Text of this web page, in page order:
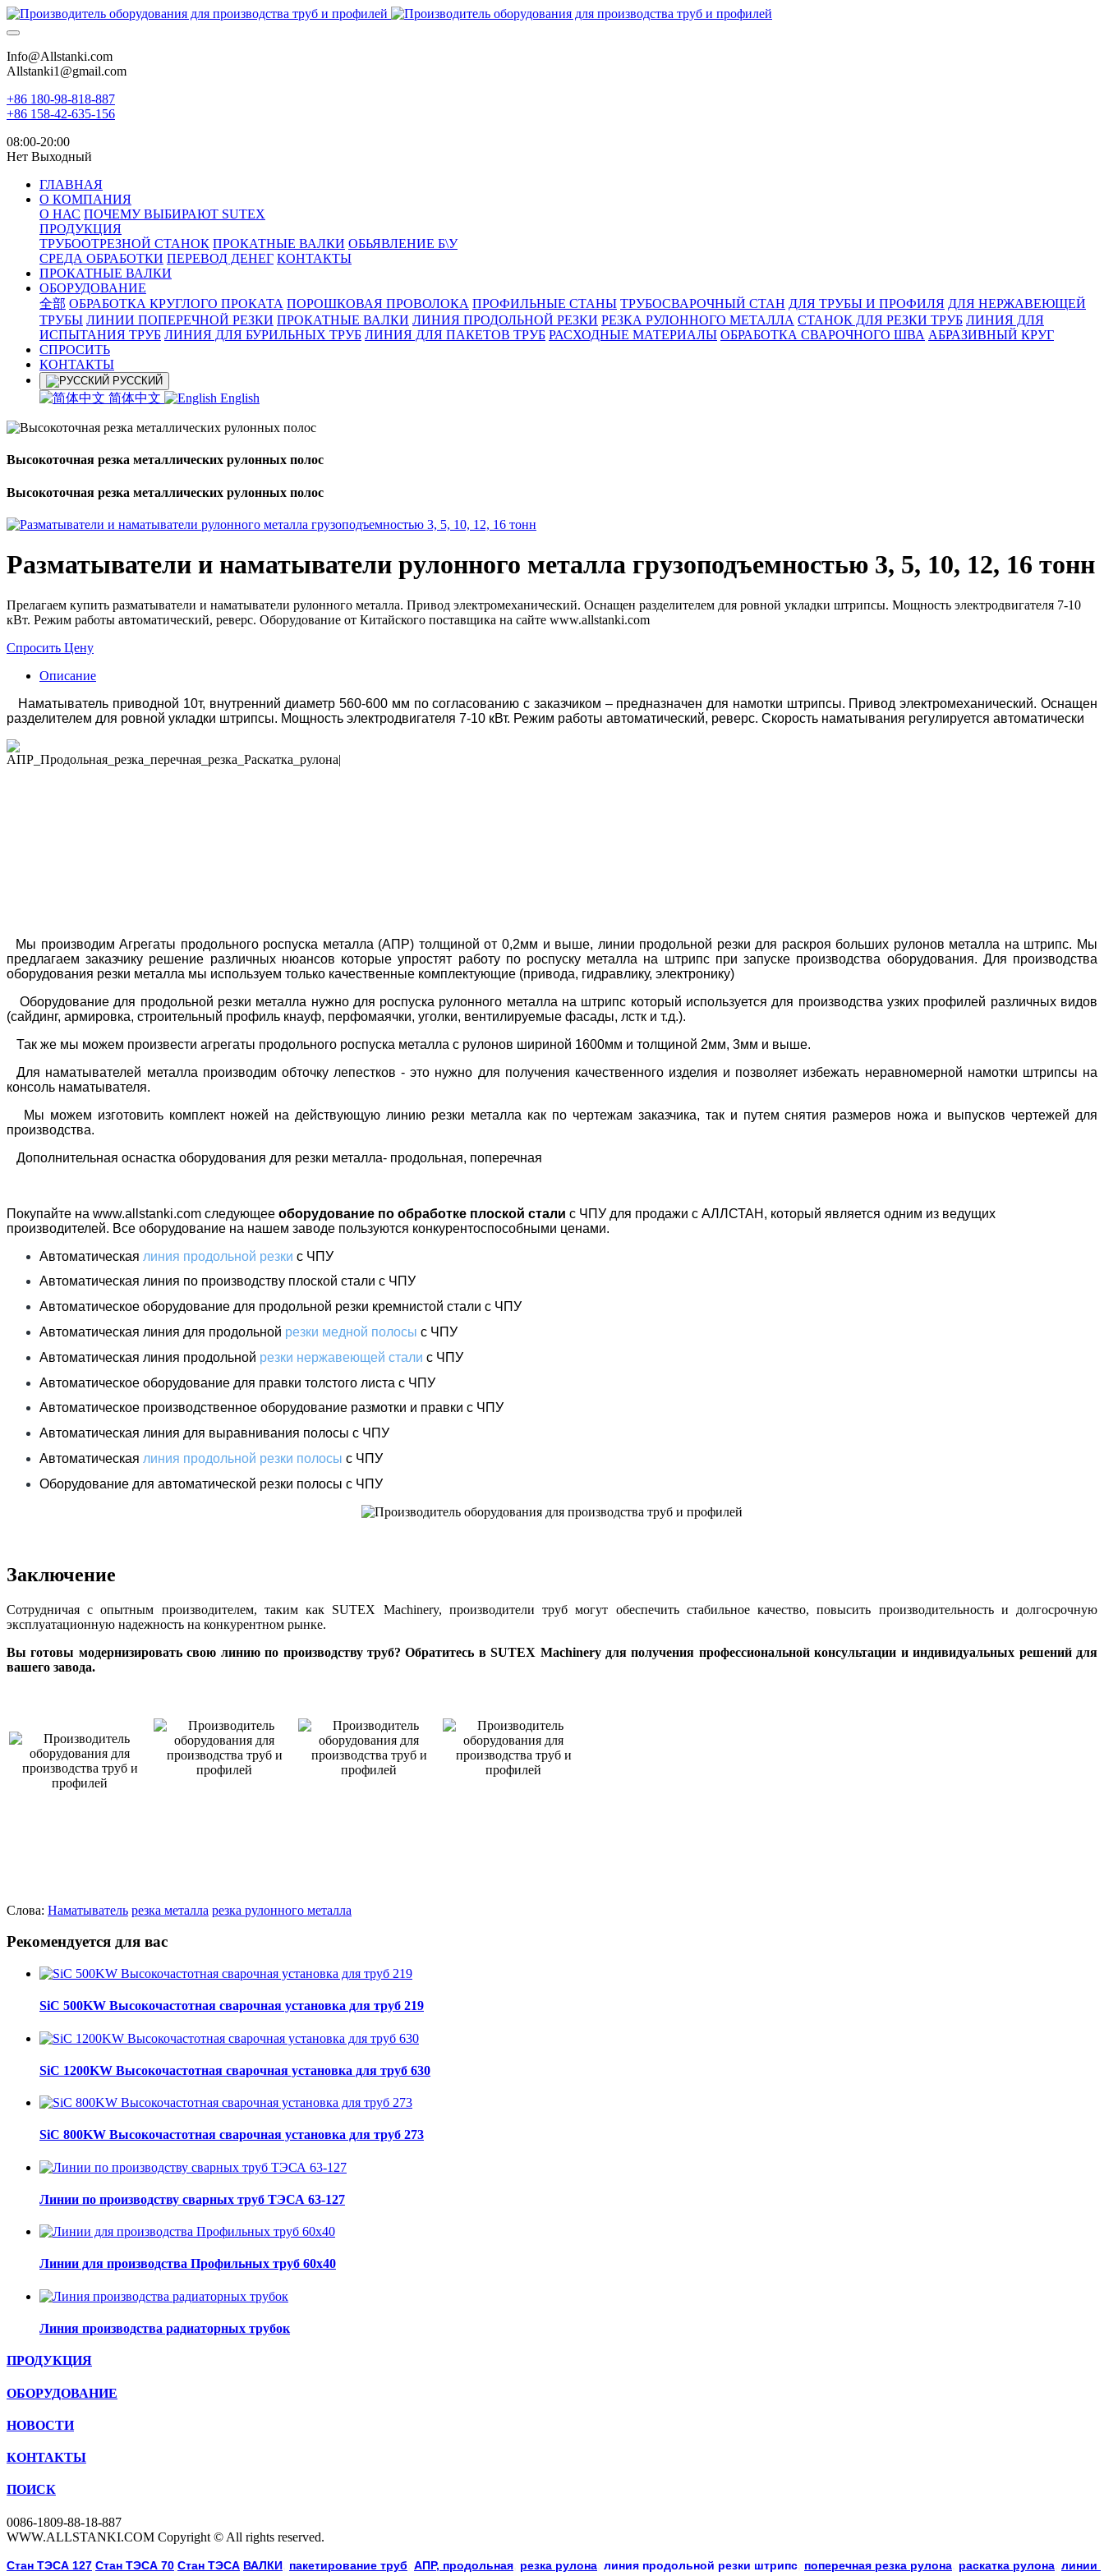
Info@Allstanki.com
Allstanki1@gmail.com
+86 180-98-818-887
+86 158-42-635-156
08:00-20:00
Нет Выходный
ГЛАВНАЯ
О КОМПАНИЯ
О НАС ПОЧЕМУ ВЫБИРАЮТ SUTEX
ПРОДУКЦИЯ
ТРУБООТРЕЗНОЙ СТАНОК ПРОКАТНЫЕ ВАЛКИ ОБЬЯВЛЕНИЕ Б\У
СРЕДА ОБРАБОТКИ ПЕРЕВОД ДЕНЕГ КОНТАКТЫ
ПРОКАТНЫЕ ВАЛКИ
ОБОРУДОВАНИЕ
全部 ОБРАБОТКА КРУГЛОГО ПРОКАТА ПОРОШКОВАЯ ПРОВОЛОКА ПРОФИЛЬНЫЕ СТАНЫ ТРУБОСВАРОЧНЫЙ СТАН ДЛЯ ТРУБЫ И ПРОФИЛЯ ДЛЯ НЕРЖАВЕЮЩЕЙ
ТРУБЫ ЛИНИИ ПОПЕРЕЧНОЙ РЕЗКИ ПРОКАТНЫЕ ВАЛКИ ЛИНИЯ ПРОДОЛЬНОЙ РЕЗКИ РЕЗКА РУЛОННОГО МЕТАЛЛА СТАНОК ДЛЯ РЕЗКИ ТРУБ ЛИНИЯ ДЛЯ
ИСПЫТАНИЯ ТРУБ ЛИНИЯ ДЛЯ БУРИЛЬНЫХ ТРУБ ЛИНИЯ ДЛЯ ПАКЕТОВ ТРУБ РАСХОДНЫЕ МАТЕРИАЛЫ OБРАБОТКА СВАРОЧНОГО ШВА АБРАЗИВНЫЙ КРУГ
СПРОСИТЬ
КОНТАКТЫ
РУССКИЙ
简体中文 English
Высокоточная резка металлических рулонных полос
Высокоточная резка металлических рулонных полос
Разматыватели и наматыватели рулонного металла грузоподъемностью 3, 5, 10, 12, 16 тонн
Прелагаем купить разматыватели и наматыватели рулонного металла. Привод электромеханический. Оснащен разделителем для ровной укладки штрипсы. Мощность электродвигателя 7-10
кВт. Режим работы автоматический, реверс. Оборудование от Китайского поставщика на сайте www.allstanki.com
Спросить Цену
Описание
Наматыватель приводной 10т, внутренний диаметр 560-600 мм по согласованию с заказчиком – предназначен для намотки штрипсы. Привод электромеханический. Оснащен
разделителем для ровной укладки штрипсы. Мощность электродвигателя 7-10 кВт. Режим работы автоматический, реверс. Скорость наматывания регулируется автоматически
Мы производим Агрегаты продольного роспуска металла (АПР) толщиной от 0,2мм и выше, линии продольной резки для раскроя больших рулонов металла на штрипс. Мы
предлагаем заказчику решение различных нюансов которые упростят работу по роспуску металла на штрипс при запуске производства оборудования. Для производства
оборудования резки металла мы используем только качественные комплектующие (привода, гидравлику, электронику)
Оборудование для продольной резки металла нужно для роспуска рулонного металла на штрипс который используется для производства узких профилей различных видов
(сайдинг, армировка, строительный профиль кнауф, перфомаячки, уголки, вентилируемые фасады, лстк и т.д.).
Так же мы можем произвести агрегаты продольного роспуска металла с рулонов шириной 1600мм и толщиной 2мм, 3мм и выше.
Для наматывателей металла производим обточку лепестков - это нужно для получения качественного изделия и позволяет избежать неравномерной намотки штрипсы на
консоль наматывателя.
Мы можем изготовить комплект ножей на действующую линию резки металла как по чертежам заказчика, так и путем снятия размеров ножа и выпусков чертежей для
производства.
Дополнительная оснастка оборудования для резки металла- продольная, поперечная
Покупайте на www.allstanki.com следующее оборудование по обработке плоской стали с ЧПУ для продажи с АЛЛСТАН, который является одним из ведущих
производителей. Все оборудование на нашем заводе пользуются конкурентоспособными ценами.
Автоматическая линия продольной резки с ЧПУ
Автоматическая линия по производству плоской стали с ЧПУ
Автоматическое оборудование для продольной резки кремнистой стали с ЧПУ
Автоматическая линия для продольной резки медной полосы с ЧПУ
Автоматическая линия продольной резки нержавеющей стали с ЧПУ
Автоматическое оборудование для правки толстого листа с ЧПУ
Автоматическое производственное оборудование размотки и правки с ЧПУ
Автоматическая линия для выравнивания полосы с ЧПУ
Автоматическая линия продольной резки полосы с ЧПУ
Оборудование для автоматической резки полосы с ЧПУ
Заключение
Сотрудничая с опытным производителем, таким как SUTEX Machinery, производители труб могут обеспечить стабильное качество, повысить производительность и долгосрочную
эксплуатационную надежность на конкурентном рынке.
Вы готовы модернизировать свою линию по производству труб? Обратитесь в SUTEX Machinery для получения профессиональной консультации и индивидуальных решений для
вашего завода.
Слова: Наматыватель резка металла резка рулонного металла
Рекомендуется для вас
SiC 500KW Высокочастотная сварочная установка для труб 219
SiC 1200KW Высокочастотная сварочная установка для труб 630
SiC 800KW Высокочастотная сварочная установка для труб 273
Линии по производству сварных труб ТЭСА 63-127
Линии для производства Профильных труб 60х40
Линия производства радиаторных трубок
ПРОДУКЦИЯ
ОБОРУДОВАНИЕ
НОВОСТИ
КОНТАКТЫ
ПОИСК
0086-1809-88-18-887
WWW.ALLSTANKI.COM Copyright © All rights reserved.
Cтан ТЭСА 127 Cтан ТЭСА 70 Cтан ТЭСА ВАЛКИ пакетирование труб АПР, продольная резка рулона линия продольной резки штрипс поперечная резка рулона раскатка рулона линии